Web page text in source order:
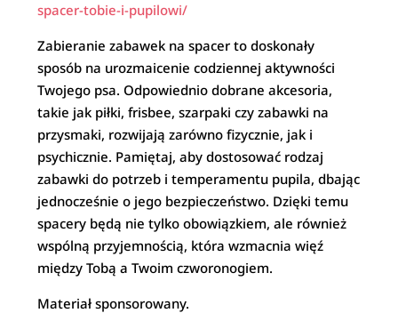
spacer-tobie-i-pupilowi/
Zabieranie zabawek na spacer to doskonały
sposób na urozmaicenie codziennej aktywności
Twojego psa. Odpowiednio dobrane akcesoria,
takie jak piłki, frisbee, szarpaki czy zabawki na
przysmaki, rozwijają zarówno fizycznie, jak i
psychicznie. Pamiętaj, aby dostosować rodzaj
zabawki do potrzeb i temperamentu pupila, dbając
jednocześnie o jego bezpieczeństwo. Dzięki temu
spacery będą nie tylko obowiązkiem, ale również
wspólną przyjemnością, która wzmacnia więź
między Tobą a Twoim czworonogiem.
Materiał sponsorowany.